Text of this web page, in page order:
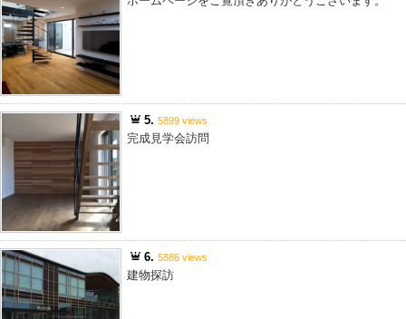
5. 5899 views
完成見学会訪問
6. 5886 views
建物探訪